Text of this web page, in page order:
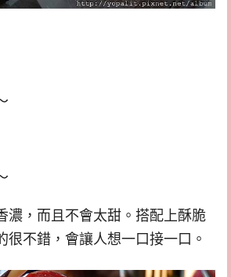
濃，而且不會太甜。搭配上酥脆
很不錯，會讓人想一口接一口。